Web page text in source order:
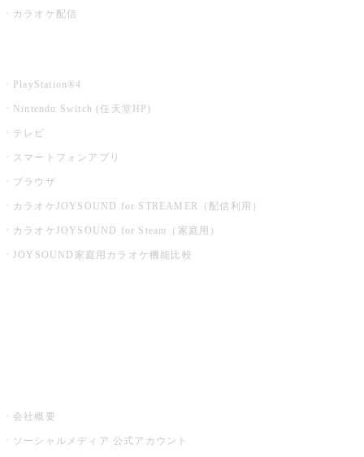
カラオケ配信
PlayStation®4
Nintendo Switch (任天堂HP)
テレビ
スマートフォンアプリ
ブラウザ
カラオケJOYSOUND for STREAMER（配信利用）
カラオケJOYSOUND for Steam（家庭用）
JOYSOUND家庭用カラオケ機能比較
会社概要
ソーシャルメディア 公式アカウント